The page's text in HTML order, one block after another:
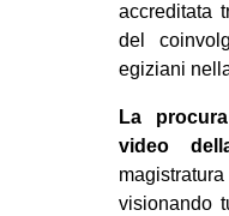
accreditata
del
egiziani
La
video
visionando